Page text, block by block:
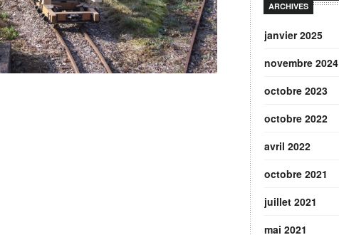
ARCHIVES
janvier 2025
novembre 2024
octobre 2023
octobre 2022
avril 2022
octobre 2021
juillet 2021
mai 2021